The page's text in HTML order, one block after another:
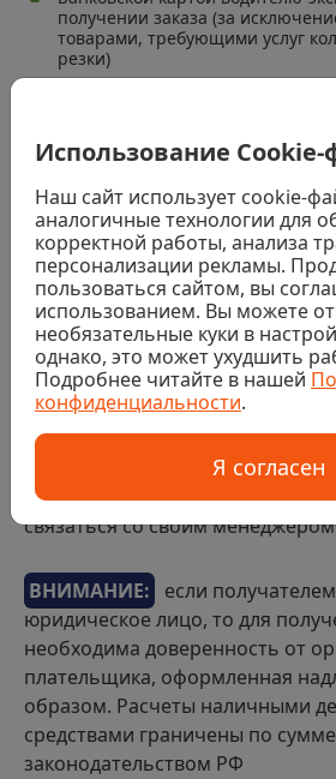
получении заказа (за
товарами, требующими услуг
резки)
товарами, требующими услуг
резки)
Банковской картой на сайте
Безналичный расчет
Если покупка в интернет-
организацией или иным
оплата производится по счету,
выставляет менеджер интернет-
оплаты счета – до 3 дней. Срок
склада – до 5 дней. При
продление ериода оплаты
связаться со своим
ВНИМАНИЕ:
если
юридическое лицо, то для
необходима доверенность от
плательщика, оформленная
образом. Расчеты наличными
средствами граничены по сумме
законодательством РФ
Использование
Наш сайт использует cookie-
аналогичные технологии для
корректной работы, анализа
персонализации рекламы.
пользоваться сайтом, вы
использованием. Вы можете
необязательные куки в
однако, это может ухудшить
Подробнее читайте в нашей
конфиденциальности.
Я согласен